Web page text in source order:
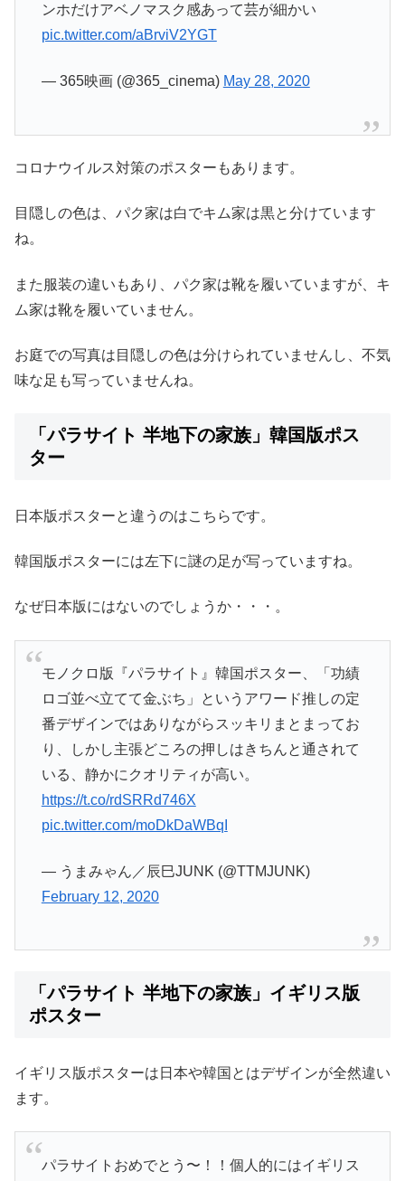
ンホだけアベノマスク感あって芸が細かい
pic.twitter.com/aBrviV2YGT
— 365映画 (@365_cinema) May 28, 2020
コロナウイルス対策のポスターもあります。
目隠しの色は、パク家は白でキム家は黒と分けています
ね。
また服装の違いもあり、パク家は靴を履いていますが、キ
ム家は靴を履いていません。
お庭での写真は目隠しの色は分けられていませんし、不気
味な足も写っていませんね。
「パラサイト 半地下の家族」韓国版ポス
ター
日本版ポスターと違うのはこちらです。
韓国版ポスターには左下に謎の足が写っていますね。
なぜ日本版にはないのでしょうか・・・。
モノクロ版『パラサイト』韓国ポスター、「功績
ロゴ並べ立てて金ぶち」というアワード推しの定
番デザインではありながらスッキリまとまってお
り、しかし主張どころの押しはきちんと通されて
いる、静かにクオリティが高い。
https://t.co/rdSRRd746X
pic.twitter.com/moDkDaWBqI
— うまみゃん／辰巳JUNK (@TTMJUNK)
February 12, 2020
「パラサイト 半地下の家族」イギリス版
ポスター
イギリス版ポスターは日本や韓国とはデザインが全然違い
ます。
パラサイトおめでとう〜！！個人的にはイギリス